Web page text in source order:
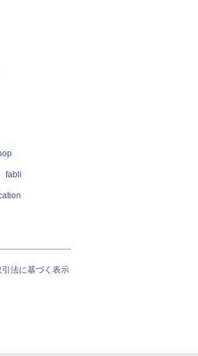
fabli
法に基づく表示